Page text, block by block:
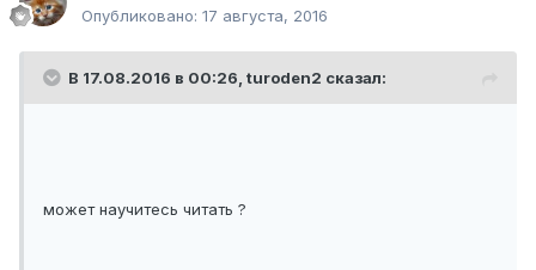
плохие идеи !
Опубликовано: 17 августа, 2016
В 17.08.2016 в 00:26, turoden2 сказал:
может научитесь читать ?